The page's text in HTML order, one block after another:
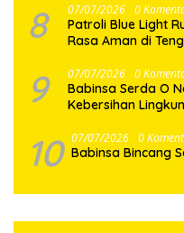
8 07/07/2026 0
Patroli Blue Light
Rasa Aman di
9 07/07/2026 0
Babinsa Serda O
Kebersihan
10 07/07/2026 0
Babinsa Bincang